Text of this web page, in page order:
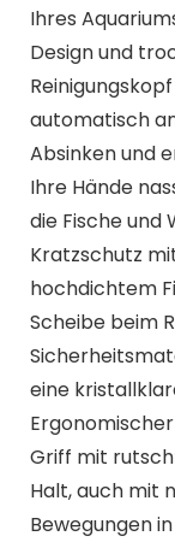
Ihres
Design und
automatisch
Absinken und
Ihre Hände
die Fische und
Kratzschutz
hochdichtem
Scheibe beim
eine
Griff mit
Halt, auch mit
Bewegungen